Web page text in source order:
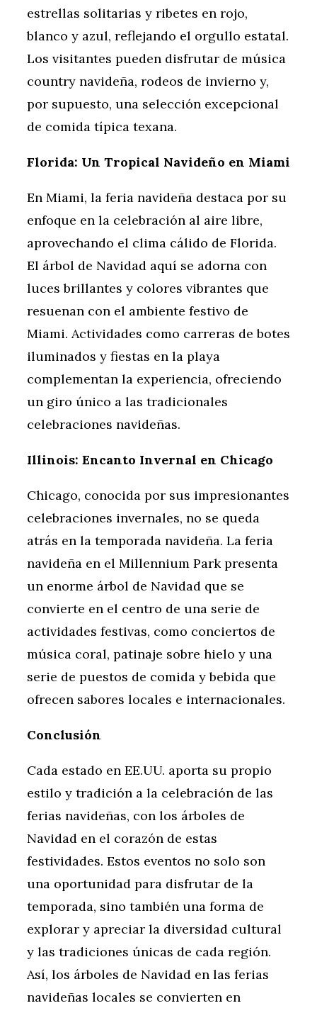
estrellas solitarias y ribetes en rojo,
blanco y azul, reflejando el orgullo estatal.
Los visitantes pueden disfrutar de música
country navideña, rodeos de invierno y,
por supuesto, una selección excepcional
de comida típica texana.
Florida: Un Tropical Navideño en Miami
En Miami, la feria navideña destaca por su
enfoque en la celebración al aire libre,
aprovechando el clima cálido de Florida.
El árbol de Navidad aquí se adorna con
luces brillantes y colores vibrantes que
resuenan con el ambiente festivo de
Miami. Actividades como carreras de botes
iluminados y fiestas en la playa
complementan la experiencia, ofreciendo
un giro único a las tradicionales
celebraciones navideñas.
Illinois: Encanto Invernal en Chicago
Chicago, conocida por sus impresionantes
celebraciones invernales, no se queda
atrás en la temporada navideña. La feria
navideña en el Millennium Park presenta
un enorme árbol de Navidad que se
convierte en el centro de una serie de
actividades festivas, como conciertos de
música coral, patinaje sobre hielo y una
serie de puestos de comida y bebida que
ofrecen sabores locales e internacionales.
Conclusión
Cada estado en EE.UU. aporta su propio
estilo y tradición a la celebración de las
ferias navideñas, con los árboles de
Navidad en el corazón de estas
festividades. Estos eventos no solo son
una oportunidad para disfrutar de la
temporada, sino también una forma de
explorar y apreciar la diversidad cultural
y las tradiciones únicas de cada región.
Así, los árboles de Navidad en las ferias
navideñas locales se convierten en